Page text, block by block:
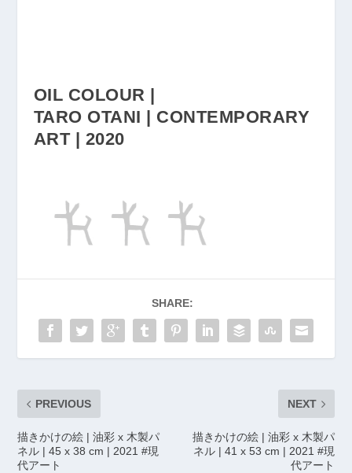
OIL COLOUR |
TARO OTANI | CONTEMPORARY
ART | 2020
SHARE:
PREVIOUS
描きかけの絵 | 油彩 x 木製パ
ネル | 45 x 38 cm | 2021 #現
代アート
NEXT
描きかけの絵 | 油彩 x 木製パ
ネル | 41 x 53 cm | 2021 #現
代アート